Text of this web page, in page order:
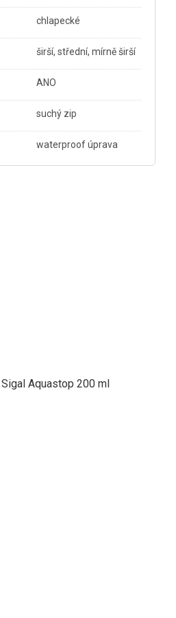
chlapecké
širší, střední, mírně širší
ANO
suchý zip
waterproof úprava
Aquastop 200 ml